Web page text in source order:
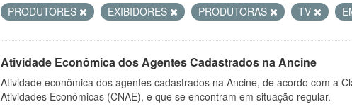
PRODUTORES
EXIBIDORES PRODUTORAS TV
Atividade Econômica dos Agentes Cadastrados na Ancine
Atividade econômica dos agentes cadastrados na Ancine, de acordo com a
Atividades Econômicas (CNAE), e que se encontram em situação regular.